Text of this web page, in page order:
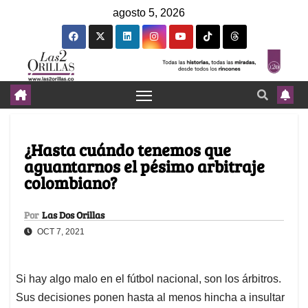
agosto 5, 2026
¿Hasta cuándo tenemos que
aguantarnos el pésimo arbitraje
colombiano?
Por Las Dos Orillas
OCT 7, 2021
Si hay algo malo en el fútbol nacional, son los árbitros.
Sus decisiones ponen hasta al menos hincha a insultar